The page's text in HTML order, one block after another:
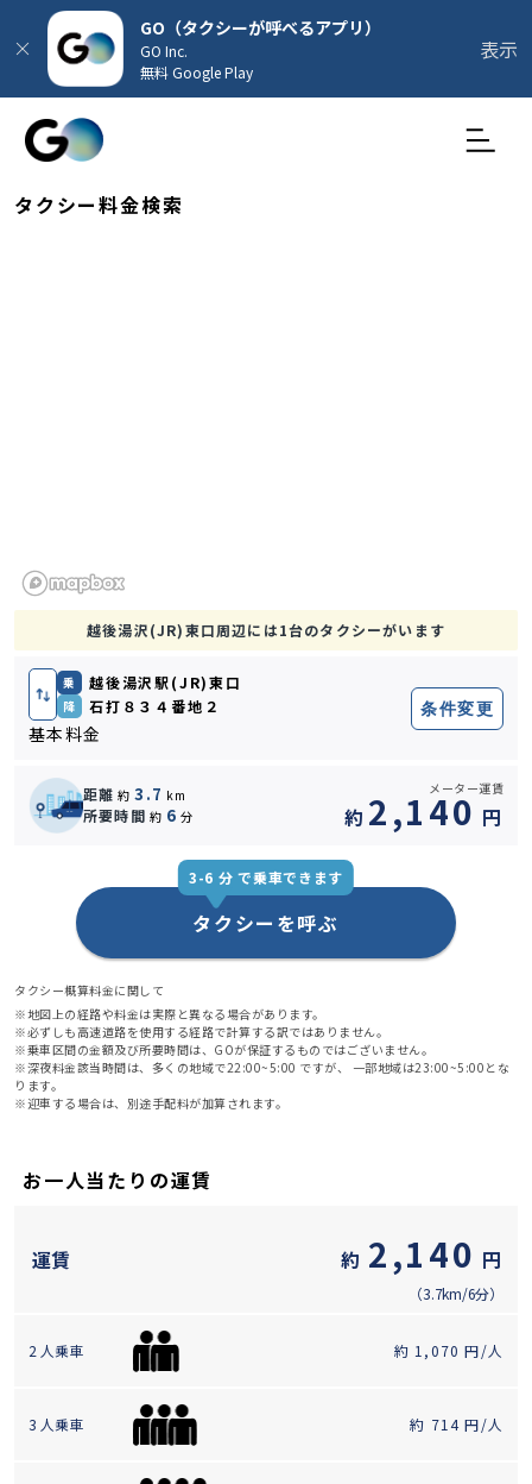
GO（タクシーが呼べるアプリ）
GO Inc.
無料 Google Play
表示
タクシー料金検索
越後湯沢(JR)東口周辺には1台のタクシーがいます
乗 越後湯沢駅(JR)東口
降 石打８３４番地２ 条件変更
基本料金
距離 約3.7 km
所要時間 約 6 分
メーター運賃
約 2,140 円
3-6 分 で乗車できます
タクシーを呼ぶ
タクシー概算料金に関して
※地図上の経路や料金は実際と異なる場合があります。
※必ずしも高速道路を使用する経路で計算する訳ではありません。
※乗車区間の金額及び所要時間は、GOが保証するものではございません。
※深夜料金該当時間は、多くの地域で22:00~5:00 ですが、 一部地域は23:00~5:00とな
ります。
※迎車する場合は、別途手配料が加算されます。
お一人当たりの運賃
運賃 約 2,140 円
（3.7km/6分）
2 人乗車 約 1,070円/人
3 人乗車 約 714円/人